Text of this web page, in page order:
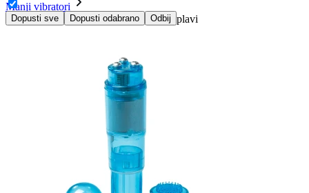
Dopusti sve Dopusti odabrano Odbij
Manji vibratori
Mini vibrator Easytoys Pocket Rocket, plavi